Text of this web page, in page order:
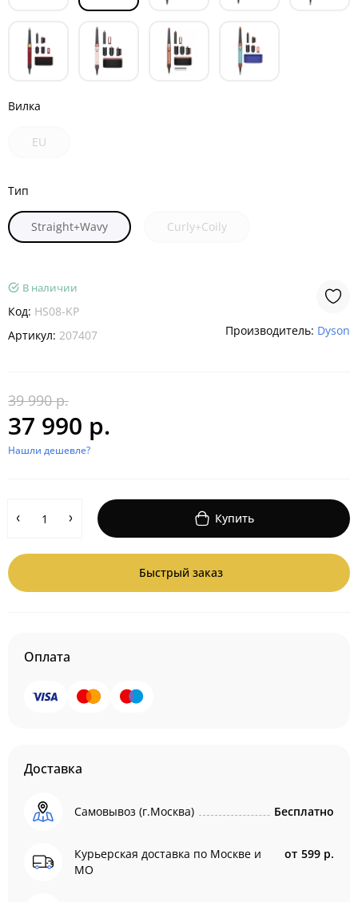
Вилка
EU
Тип
Straight+Wavy Curly+Coily
В наличии
Код: HS08-KP
Артикул: 207407 Производитель: Dyson
39 990 р.
37 990 р.
Нашли дешевле?
Купить
Быстрый заказ
Оплата
Доставка
Самовывоз (г.Москва) Бесплатно
Курьерская доставка по Москве и
МО
от 599 р.